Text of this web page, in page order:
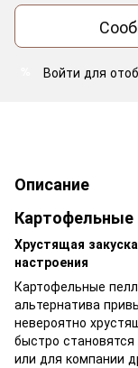
Войти для
Описание
Хрустящая
настроения
Картофельные
альтернатива
невероятно
быстро
или для компании